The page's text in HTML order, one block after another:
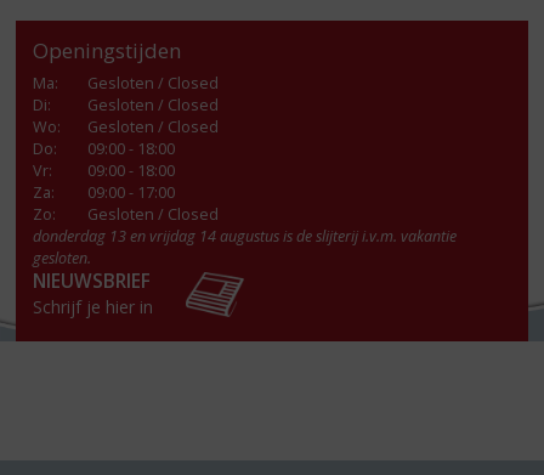
Openingstijden
Ma:
Gesloten / Closed
Di:
Gesloten / Closed
Wo:
Gesloten / Closed
Do:
09:00 - 18:00
Vr:
09:00 - 18:00
Za:
09:00 - 17:00
Zo:
Gesloten / Closed
donderdag 13 en vrijdag 14 augustus is de slijterij i.v.m. vakantie
gesloten.
NIEUWSBRIEF
Schrijf je hier in